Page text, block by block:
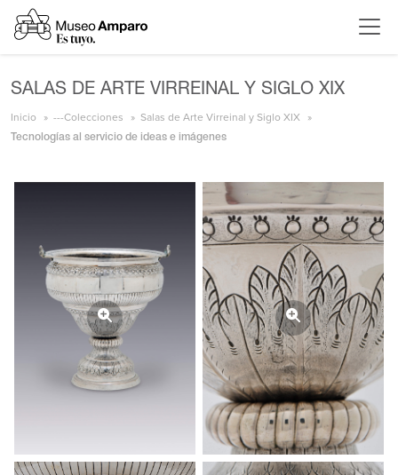
SALAS DE ARTE VIRREINAL Y SIGLO XIX
Inicio ---Colecciones Salas de Arte Virreinal y Siglo XIX
Tecnologías al servicio de ideas e imágenes